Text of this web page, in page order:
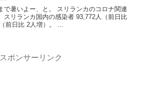
177人増）、死者 588人（前日比 2人増）。 ...
スポンサーリンク